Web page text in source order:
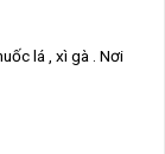
lá , xì gà . Nơi